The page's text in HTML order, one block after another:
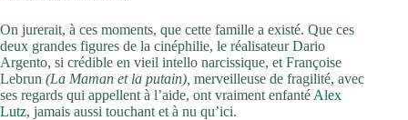
On jurerait, à ces moments, que cette famille a existé. Que ces
deux grandes figures de la cinéphilie, le réalisateur Dario
Argento, si crédible en vieil intello narcissique, et Françoise
Lebrun (La Maman et la putain), merveilleuse de fragilité, avec
ses regards qui appellent à l’aide, ont vraiment enfanté Alex
Lutz, jamais aussi touchant et à nu qu’ici.